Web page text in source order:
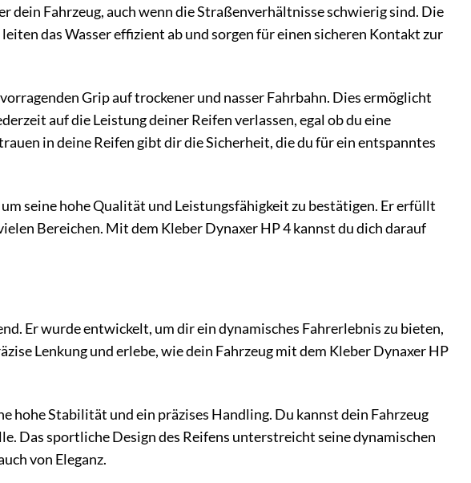
Fahrzeug, auch wenn die Straßenverhältnisse schwierig sind. Die
das Wasser effizient ab und sorgen für einen sicheren Kontakt zur
Grip auf trockener und nasser Fahrbahn. Dies ermöglicht
auf die Leistung deiner Reifen verlassen, egal ob du eine
in deine Reifen gibt dir die Sicherheit, die du für ein entspanntes
seine hohe Qualität und Leistungsfähigkeit zu bestätigen. Er erfüllt
Bereichen. Mit dem Kleber Dynaxer HP 4 kannst du dich darauf
Er wurde entwickelt, um dir ein dynamisches Fahrerlebnis zu bieten,
Lenkung und erlebe, wie dein Fahrzeug mit dem Kleber Dynaxer HP
Stabilität und ein präzises Handling. Du kannst dein Fahrzeug
Das sportliche Design des Reifens unterstreicht seine dynamischen
von Eleganz.